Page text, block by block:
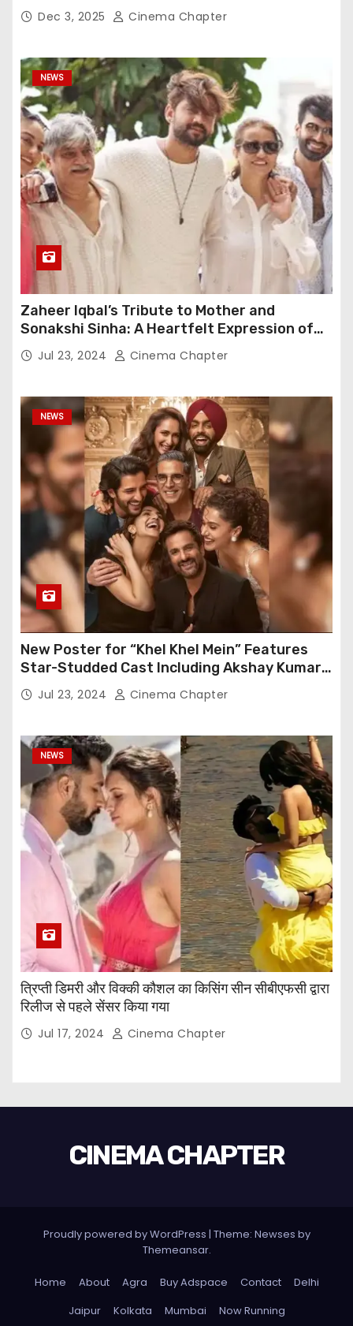
Dec 3, 2025 Cinema Chapter
NEWS
Zaheer Iqbal’s Tribute to Mother and
Sonakshi Sinha: A Heartfelt Expression of
Gratitude
Jul 23, 2024 Cinema Chapter
NEWS
New Poster for “Khel Khel Mein” Features
Star-Studded Cast Including Akshay Kumar,
Taapsee Pannu, Fardeen Khan, and More
Jul 23, 2024 Cinema Chapter
NEWS
त्रिप्ती डिमरी और विक्की कौशल का किसिंग सीन सीबीएफसी द्वारा
रिलीज से पहले सेंसर किया गया
Jul 17, 2024 Cinema Chapter
CINEMA CHAPTER
Proudly powered by WordPress | Theme: Newses by
Themeansar.
Home About Agra Buy Adspace Contact
Delhi
Jaipur
Kolkata Mumbai Now Running